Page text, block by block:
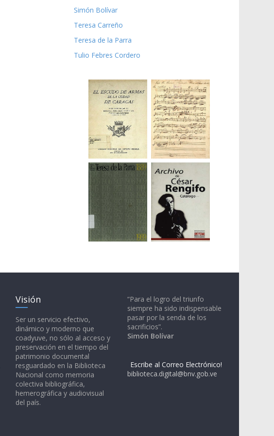
Simón Bolívar
Teresa Carreño
Teresa de la Parra
Tulio Febres Cordero
Visión
Ser un servicio efectivo,
dinámico y moderno que
coadyuve, no sólo al acceso y
preservación en el tiempo del
patrimonio documental
resguardado en la Biblioteca
Nacional como memoria
colectiva bibliográfica,
hemerográfica y audiovisual
del país.
“Para el logro del triunfo
siempre ha sido indispensable
pasar por la senda de los
sacrificios”.
Simón Bolívar
Escribe al Correo Electrónico!
biblioteca.digital@bnv.gob.ve